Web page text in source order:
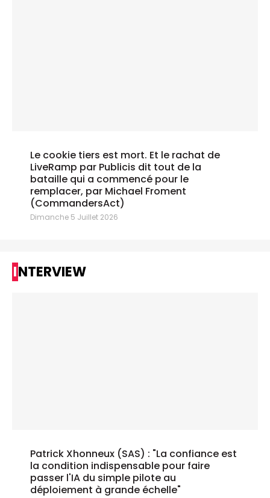
Le cookie tiers est mort. Et le rachat de
LiveRamp par Publicis dit tout de la
bataille qui a commencé pour le
remplacer, par Michael Froment
(CommandersAct)
Dimanche 5 Juillet 2026
INTERVIEW
Patrick Xhonneux (SAS) : "La confiance est
la condition indispensable pour faire
passer l'IA du simple pilote au
déploiement à grande échelle"